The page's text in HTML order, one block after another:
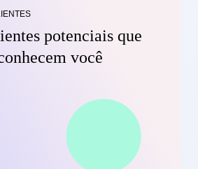
potenciais que
você